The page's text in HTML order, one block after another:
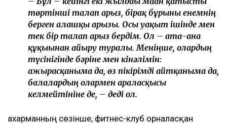
төртінші талап арыз, бірақ бұрынғы енемнің
берген алғашқы арызы. Осы уақыт ішінде мен
тек бір талап арыз бердім. Ол – ата-ана
құқығынан айыру туралы. Меніңше, олардың
түсінігінде бәріне мен кінәлімін:
ажырасқаныма да, өз пікірімді айтқаныма да,
балалардың олармен араласқысы
келмейтініне де, – деді ол.
Қахарманның сөзінше, фитнес-клуб орналасқан